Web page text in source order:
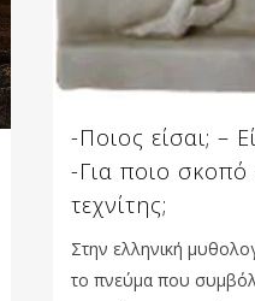
-Ποιος είσαι; –
-Για ποιο σκοπό
τεχνίτης;
Στην ελληνική
το πνεύμα που